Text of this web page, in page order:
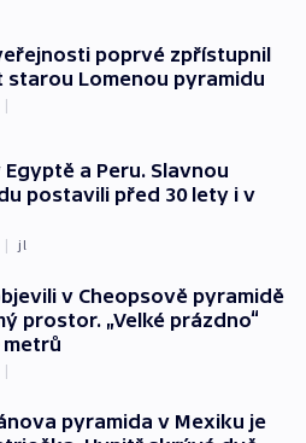
poprvé zpřístupnil
starou Lomenou pyramidu
|
Egyptě a Peru. Slavnou
postavili před 30 lety i v
| jl
v Cheopsově pyramidě
prostor. „Velké prázdno“
metrů
|
pyramida v Mexiku je